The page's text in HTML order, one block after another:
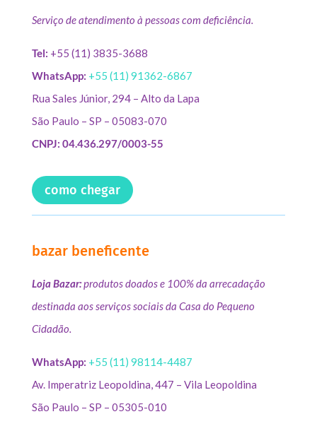
Serviço de atendimento à pessoas com deficiência.
Tel: +55 (11) 3835-3688
WhatsApp: +55 (11) 91362-6867
Rua Sales Júnior, 294 – Alto da Lapa
São Paulo – SP – 05083-070
CNPJ: 04.436.297/0003-55
como chegar
bazar beneficente
Loja Bazar:produtos doados e 100% da arrecadação
destinada aos serviços sociais da Casa do Pequeno
Cidadão.
WhatsApp: +55 (11) 98114-4487
Av. Imperatriz Leopoldina, 447 – Vila Leopoldina
São Paulo – SP – 05305-010